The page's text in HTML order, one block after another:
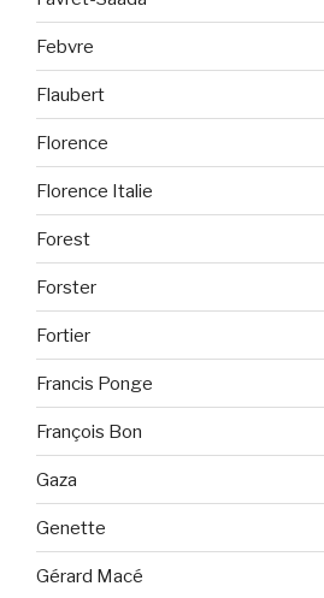
Febvre
Flaubert
Florence
Florence Italie
Forest
Forster
Fortier
Francis Ponge
François Bon
Gaza
Genette
Gérard Macé